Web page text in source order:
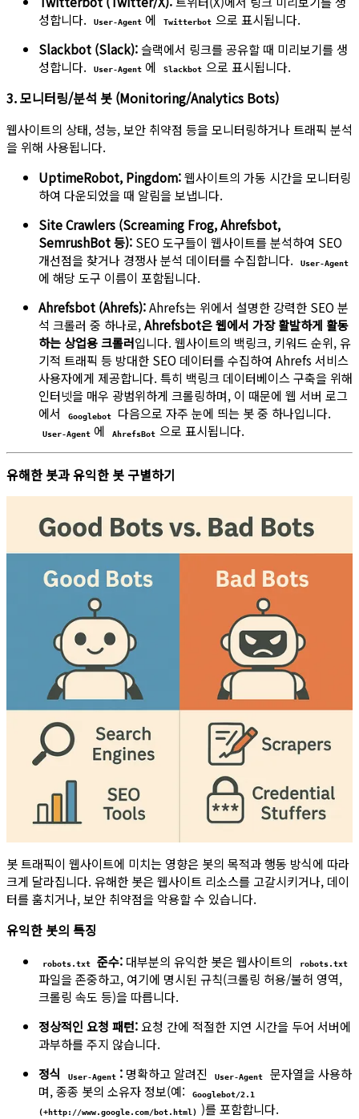
성합니다.
User-Agent 에 Twitterbot 으로 표시됩니다.
Slackbot (Slack):슬랙에서 링크를 공유할 때 미리보기를 생
성합니다.
User-Agent 에 Slackbot 으로 표시됩니다.
3. 모니터링/분석 봇 (Monitoring/Analytics Bots)
웹사이트의 상태, 성능, 보안 취약점 등을 모니터링하거나 트래픽 분석
을 위해 사용됩니다.
UptimeRobot, Pingdom:웹사이트의 가동 시간을 모니터링
하여 다운되었을 때 알림을 보냅니다.
Site Crawlers (Screaming Frog, Ahrefsbot,
SemrushBot 등): SEO 도구들이 웹사이트를 분석하여 SEO
개선점을 찾거나 경쟁사 분석 데이터를 수집합니다.
User-Agent
에 해당 도구 이름이 포함됩니다.
Ahrefsbot (Ahrefs):Ahrefs는 위에서 설명한 강력한 SEO 분
석 크롤러 중 하나로,Ahrefsbot은 웹에서 가장 활발하게 활동
하는 상업용 크롤러입니다. 웹사이트의 백링크, 키워드 순위, 유
기적 트래픽 등 방대한 SEO 데이터를 수집하여 Ahrefs 서비스
사용자에게 제공합니다. 특히 백링크 데이터베이스 구축을 위해
인터넷을 매우 광범위하게 크롤링하며, 이 때문에 웹 서버 로그
에서
Googlebot 다음으로 자주 눈에 띄는 봇 중 하나입니다.
User-Agent 에 AhrefsBot 으로 표시됩니다.
유해한 봇과 유익한 봇 구별하기
봇 트래픽이 웹사이트에 미치는 영향은 봇의 목적과 행동 방식에 따라
크게 달라집니다. 유해한 봇은 웹사이트 리소스를 고갈시키거나, 데이
터를 훔치거나, 보안 취약점을 악용할 수 있습니다.
유익한 봇의 특징
robots.txt 준수: 대부분의 유익한 봇은 웹사이트의 robots.txt
파일을 존중하고, 여기에 명시된 규칙(크롤링 허용/불허 영역,
크롤링 속도 등)을 따릅니다.
정상적인 요청 패턴:요청 간에 적절한 지연 시간을 두어 서버에
과부하를 주지 않습니다.
정식
User-Agent : 명확하고 알려진 User-Agent
문자열을 사용하
며, 종종 봇의 소유자 정보(예:
Googlebot/2.1
(+http://www.google.com/bot.html) )를 포함합니다.